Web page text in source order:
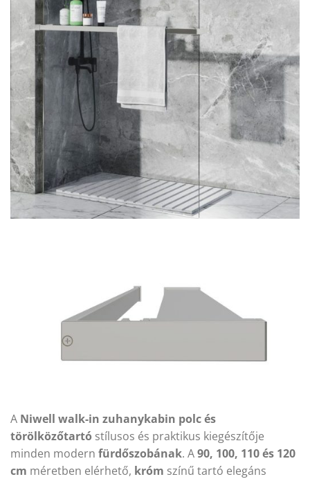
A Niwell walk-in zuhanykabin polc és
törölközőtartó stílusos és praktikus kiegészítője
minden modern fürdőszobának. A90, 100, 110 és 120
cm méretben elérhető, króm színű tartó elegáns